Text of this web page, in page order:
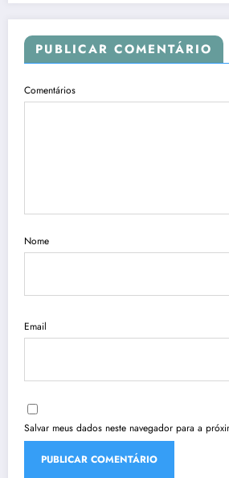
PUBLICAR COMENTÁRIO
Comentários
Nome
Email
Salvar meus dados neste navegador para a